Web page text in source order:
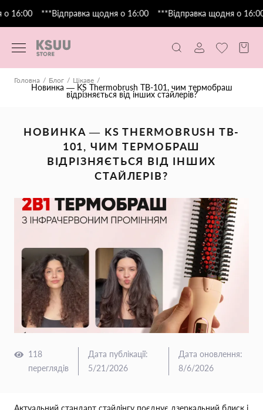
16:00 ***Відправка щодня о 16:00 ***Відправка щодня о 16:00
Головна Блог Цікаве
Новинка — KS Thermobrush TB-101, чим термобраш
відрізняється від інших стайлерів?
НОВИНКА — KS THERMOBRUSH TB-
101, ЧИМ ТЕРМОБРАШ
ВІДРІЗНЯЄТЬСЯ ВІД ІНШИХ
СТАЙЛЕРІВ?
118
переглядів
Дата публікації:
5/21/2026
Дата оновлення:
8/6/2026
Актуальний стандарт стайлінгу поєднує дзеркальний блиск і